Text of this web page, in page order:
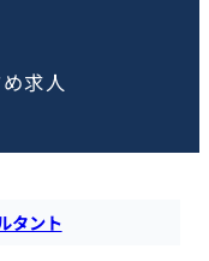
求人
タント